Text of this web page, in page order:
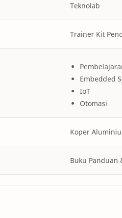
Teknolab
Trainer Kit
Embedded
IoT
Otomasi
Koper
Buku Panduan